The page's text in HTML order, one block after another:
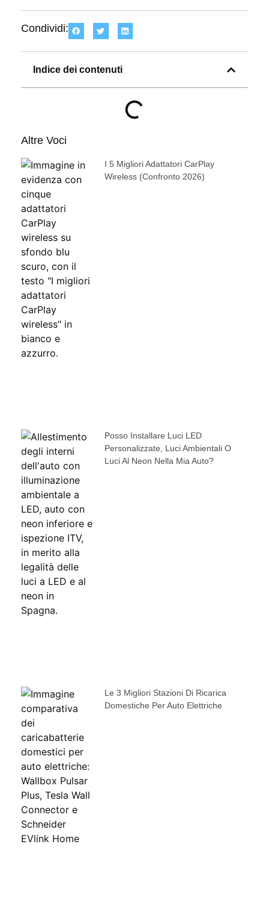
Condividi:
Indice dei contenuti
Altre Voci
I 5 Migliori Adattatori CarPlay
Wireless (confronto 2026)
Posso Installare Luci LED
Personalizzate, Luci Ambientali O
Luci Al Neon Nella Mia Auto?
Le 3 Migliori Stazioni Di Ricarica
Domestiche Per Auto Elettriche